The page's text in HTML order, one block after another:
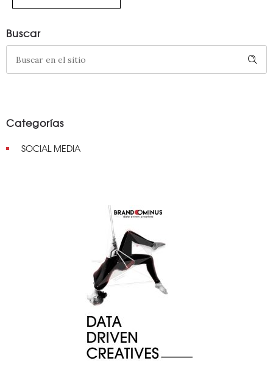
Buscar
Categorías
SOCIAL MEDIA